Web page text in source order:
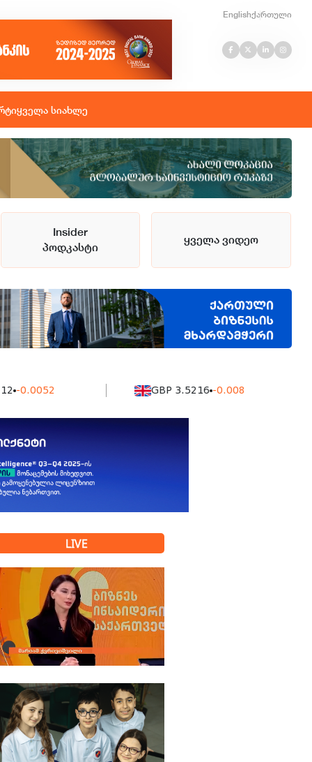
Englishქართული
ყველა სიახლე
Insider
პოდკასტი
ყველა ვიდეო
GBP 3.5216 -0.008
LIVE